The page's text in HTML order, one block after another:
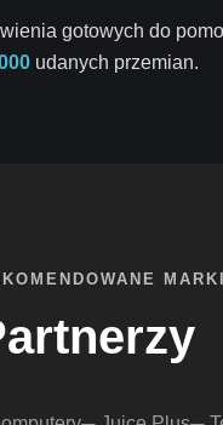
gotowych do
udanych przemian.
MARKI